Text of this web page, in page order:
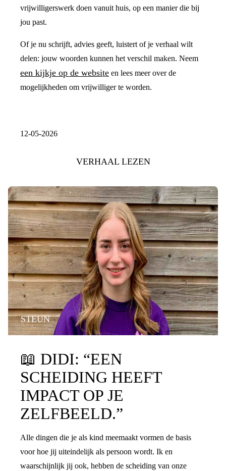
vrijwilligerswerk doen vanuit huis, op een manier die bij
jou past.
Of je nu schrijft, advies geeft, luistert of je verhaal wilt
delen: jouw woorden kunnen het verschil maken. Neem
een kijkje op de website en lees meer over de
mogelijkheden om vrijwilliger te worden.
12-05-2026
VERHAAL LEZEN
STEUN
📖 DIDI: “EEN
SCHEIDING HEEFT
IMPACT OP JE
ZELFBEELD.”
Alle dingen die je als kind meemaakt vormen de basis
voor hoe jij uiteindelijk als persoon wordt. Ik en
waarschijnlijk jij ook, hebben de scheiding van onze